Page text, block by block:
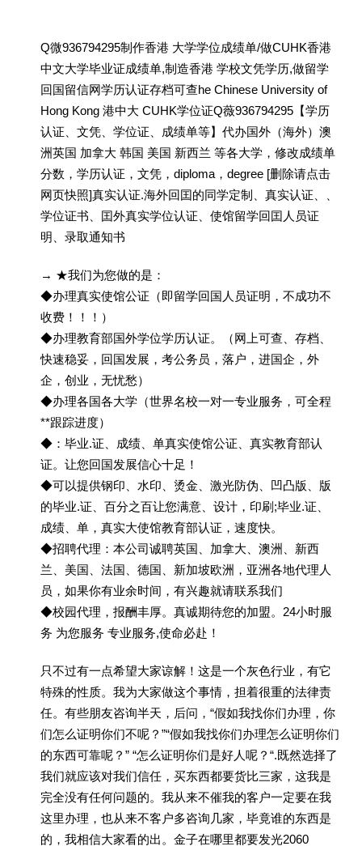
Q微936794295制作香港 大学学位成绩单/做CUHK香港
中文大学毕业证成绩单,制造香港 学校文凭学历,做留学
回国留信网学历认证存档可查he Chinese University of
Hong Kong 港中大 CUHK学位证Q薇936794295【学历
认证、文凭、学位证、成绩单等】代办国外（海外）澳
洲英国 加拿大 韩国 美国 新西兰 等各大学，修改成绩单
分数，学历认证，文凭，diploma，degree [删除请点击
网页快照]真实认证.海外回囯的同学定制、真实认证、、
学位证书、囯外真实学位认证、使馆留学回囯人员证
明、录取通知书
→ ★我们为您做的是：
◆办理真实使馆公证（即留学回国人员证明，不成功不
收费！！！）
◆办理教育部国外学位学历认证。（网上可查、存档、
快速稳妥，回国发展，考公务员，落户，进国企，外
企，创业，无忧愁）
◆办理各国各大学（世界名校一对一专业服务，可全程
**跟踪进度）
◆：毕业.证、成绩、单真实使馆公证、真实教育部认
证。让您回国发展信心十足！
◆可以提供钢印、水印、烫金、激光防伪、凹凸版、版
的毕业.证、百分之百让您满意、设计，印刷;毕业.证、
成绩、单，真实大使馆教育部认证，速度快。
◆招聘代理：本公司诚聘英国、加拿大、澳洲、新西
兰、美国、法国、德国、新加坡欧洲，亚洲各地代理人
员，如果你有业余时间，有兴趣就请联系我们
◆校园代理，报酬丰厚。真诚期待您的加盟。24小时服
务 为您服务 专业服务,使命必赴！
只不过有一点希望大家谅解！这是一个灰色行业，有它
特殊的性质。我为大家做这个事情，担着很重的法律责
任。有些朋友咨询半天，后问，“假如我找你们办理，你
们怎么证明你们不呢？”“假如我找你们办理怎么证明你们
的东西可靠呢？” “怎么证明你们是好人呢？“.既然选择了
我们就应该对我们信任，买东西都要货比三家，这我是
完全没有任何问题的。我从来不催我的客户一定要在我
这里办理，也从来不客户多咨询几家，毕竟谁的东西是
的，我相信大家看的出。金子在哪里都要发光2060